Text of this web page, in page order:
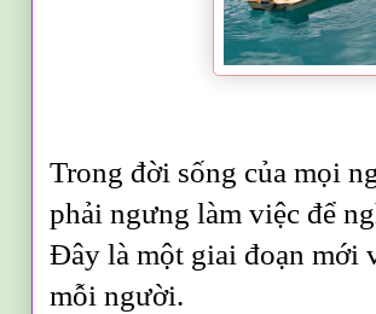
Trong đời sống của mọi
phải ngưng làm việc để
Đây là một giai đoạn mới
mỗi người.